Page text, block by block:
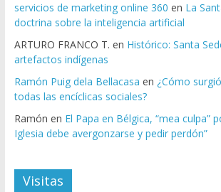
servicios de marketing online 360 en La
doctrina sobre la inteligencia artificial
ARTURO FRANCO T. en Histórico: Santa
artefactos indígenas
Ramón Puig dela Bellacasa en ¿Cómo
todas las encíclicas sociales?
Ramón en El Papa en Bélgica, “mea culpa”
Iglesia debe avergonzarse y pedir perdón”
Visitas